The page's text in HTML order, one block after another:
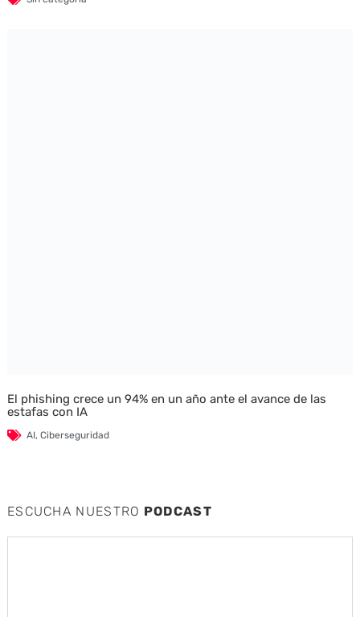
El phishing crece un 94% en un año ante el avance de las
estafas con IA
AI, Ciberseguridad
ESCUCHA NUESTRO PODCAST